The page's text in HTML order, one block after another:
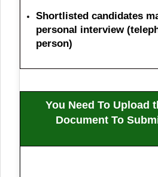
Shortlisted candidates
personal interview
person)
You Need To Upload
Document To